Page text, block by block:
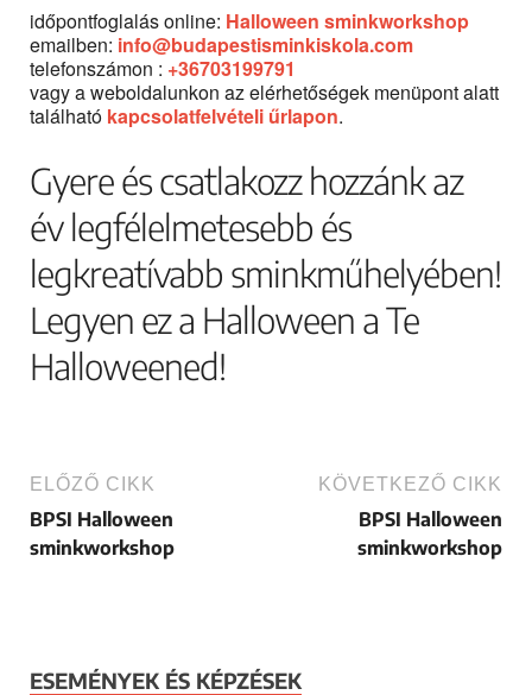
időpontfoglalás online: Halloween sminkworkshop
emailben: info@budapestisminkiskola.com
telefonszámon : +36703199791
vagy a weboldalunkon az elérhetőségek menüpont alatt
található kapcsolatfelvételi űrlapon.
Gyere és csatlakozz hozzánk az
év legfélelmetesebb és
legkreatívabb sminkműhelyében!
Legyen ez a Halloween a Te
Halloweened!
ELŐZŐ CIKK
BPSI Halloween
sminkworkshop
KÖVETKEZŐ CIKK
BPSI Halloween
sminkworkshop
ESEMÉNYEK ÉS KÉPZÉSEK